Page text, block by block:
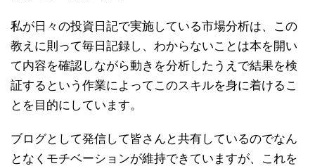
私が日々の投資日記で実施している市場分析は、この
教えに則って毎日記録し、わからないことは本を開い
て内容を確認しながら動きを分析したうえで結果を検
証するという作業によってこのスキルを身に着けるこ
とを目的にしています。
ブログとして発信して皆さんと共有しているのでなん
となくモチベーションが維持できていますが、これを